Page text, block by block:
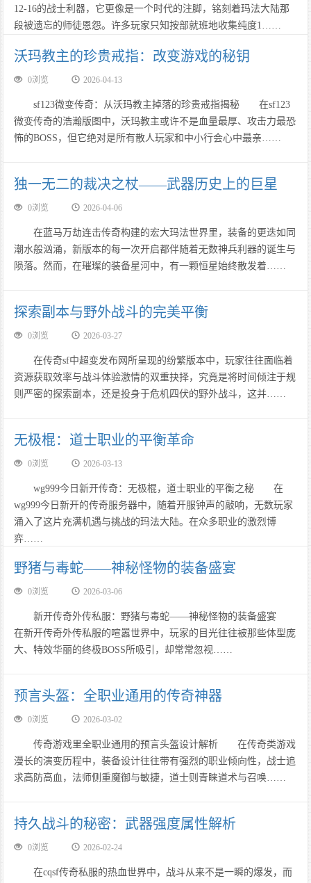
12-16的战士利器，它更像是一个时代的注脚，铭刻着玛法大陆那
段被遗忘的师徒恩怨。许多玩家只知按部就班地收集纯度1……
沃玛教主的珍贵戒指：改变游戏的秘钥
0浏览 2026-04-13
sf123微变传奇：从沃玛教主掉落的珍贵戒指揭秘 在sf123
微变传奇的浩瀚版图中，沃玛教主或许不是血量最厚、攻击力最恐
怖的BOSS，但它绝对是所有散人玩家和中小行会心中最亲……
独一无二的裁决之杖——武器历史上的巨星
0浏览 2026-04-06
在蓝马万劫连击传奇构建的宏大玛法世界里，装备的更迭如同
潮水般汹涌，新版本的每一次开启都伴随着无数神兵利器的诞生与
陨落。然而，在璀璨的装备星河中，有一颗恒星始终散发着……
探索副本与野外战斗的完美平衡
0浏览 2026-03-27
在传奇sf中超变发布网所呈现的纷繁版本中，玩家往往面临着
资源获取效率与战斗体验激情的双重抉择，究竟是将时间倾注于规
则严密的探索副本，还是投身于危机四伏的野外战斗，这并……
无极棍：道士职业的平衡革命
0浏览 2026-03-13
wg999今日新开传奇：无极棍，道士职业的平衡之秘 在
wg999今日新开的传奇服务器中，随着开服钟声的敲响，无数玩家
涌入了这片充满机遇与挑战的玛法大陆。在众多职业的激烈博
弈……
野猪与毒蛇——神秘怪物的装备盛宴
0浏览 2026-03-06
新开传奇外传私服：野猪与毒蛇——神秘怪物的装备盛宴
在新开传奇外传私服的喧嚣世界中，玩家的目光往往被那些体型庞
大、特效华丽的终极BOSS所吸引，却常常忽视……
预言头盔：全职业通用的传奇神器
0浏览 2026-03-02
传奇游戏里全职业通用的预言头盔设计解析 在传奇类游戏
漫长的演变历程中，装备设计往往带有强烈的职业倾向性，战士追
求高防高血，法师侧重魔御与敏捷，道士则青睐道术与召唤……
持久战斗的秘密：武器强度属性解析
0浏览 2026-02-24
在cqsf传奇私服的热血世界中，战斗从来不是一瞬的爆发，而